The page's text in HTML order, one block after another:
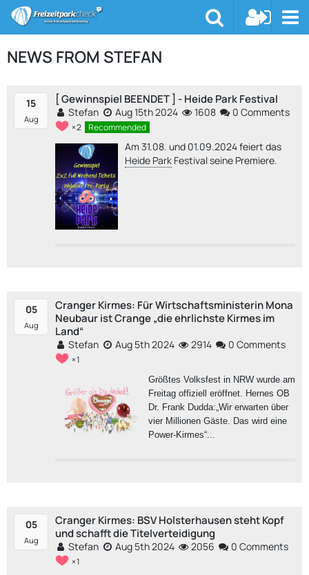
NEWS FROM STEFAN
15
Aug
[ Gewinnspiel BEENDET ] - Heide Park Festival
Stefan Aug 15th 2024 1608 0 Comments
2 Recommended
Am 31.08. und 01.09.2024 feiert das
Heide Park Festival seine Premiere.
05
Aug
Cranger Kirmes: Für Wirtschaftsministerin Mona
Neubaur ist Crange „die ehrlichste Kirmes im
Land“
Stefan Aug 5th 2024 2914 0 Comments
1
Größtes Volksfest in NRW wurde am
Freitag offiziell eröffnet. Hernes OB
Dr. Frank Dudda:„Wir erwarten über
vier Millionen Gäste. Das wird eine
Power-Kirmes“...
05
Aug
Cranger Kirmes: BSV Holsterhausen steht Kopf
und schafft die Titelverteidigung
Stefan Aug 5th 2024 2056 0 Comments
1